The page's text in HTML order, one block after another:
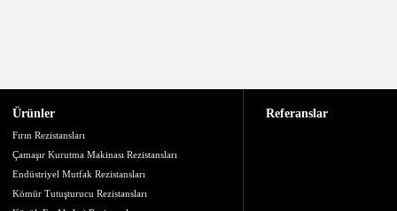
Ürünler
Fırın Rezistansları
Çamaşır Kurutma Makinası Rezistansları
Endüstriyel Mutfak Rezistansları
Kömür Tutuşturucu Rezistansları
Referanslar